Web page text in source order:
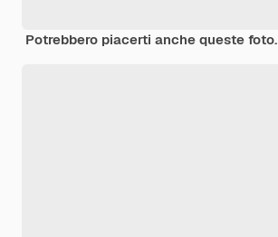
Potrebbero piacerti anche queste foto.